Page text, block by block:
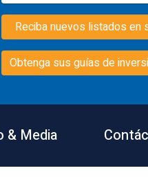
Reciba nuevos listados en
Obtenga sus guías de
& Media